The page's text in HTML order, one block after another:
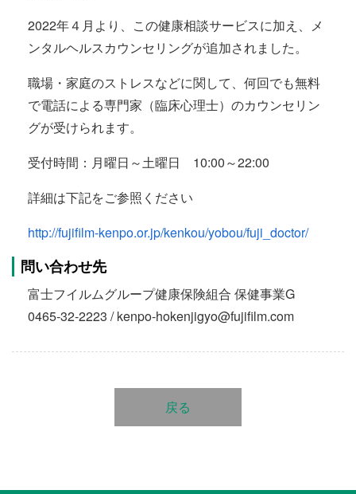
2022年４月より、この健康相談サービスに加え、メ
ンタルヘルスカウンセリングが追加されました。
職場・家庭のストレスなどに関して、何回でも無料
で電話による専門家（臨床心理士）のカウンセリン
グが受けられます。
受付時間：月曜日～土曜日 10:00～22:00
詳細は下記をご参照ください
http://fujifilm-kenpo.or.jp/kenkou/yobou/fuji_doctor/
問い合わせ先
富士フイルムグループ健康保険組合 保健事業G
0465-32-2223 / kenpo-hokenjigyo@fujifilm.com
戻る